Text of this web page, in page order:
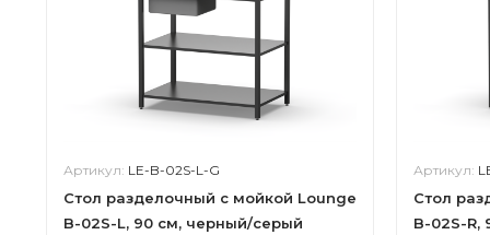
Артикул: LE-B-02S-L-G
Стол разделочный с мойкой Lounge
B-02S-L, 90 см, черный/серый
Артикул:
Cтол
B-02S-R,